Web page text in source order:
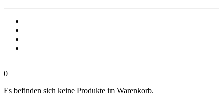
0
Es befinden sich keine Produkte im Warenkorb.